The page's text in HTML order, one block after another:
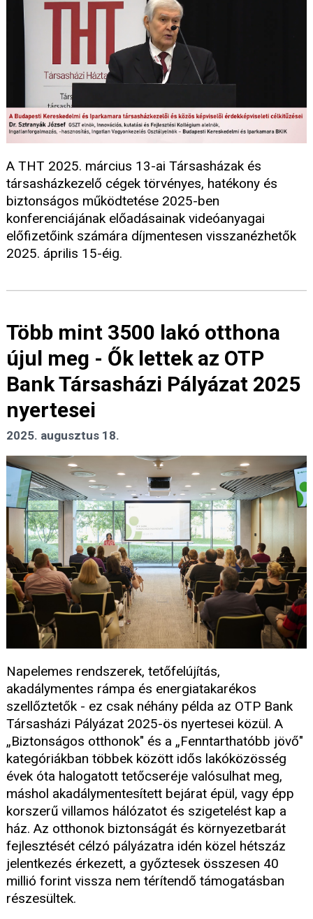
A THT 2025. március 13-ai Társasházak és
társasházkezelő cégek törvényes, hatékony és
biztonságos működtetése 2025-ben
konferenciájának előadásainak videóanyagai
előfizetőink számára díjmentesen visszanézhetők
2025. április 15-éig.
Több mint 3500 lakó otthona
újul meg - Ők lettek az OTP
Bank Társasházi Pályázat 2025
nyertesei
2025. augusztus 18.
Napelemes rendszerek, tetőfelújítás,
akadálymentes rámpa és energiatakarékos
szellőztetők - ez csak néhány példa az OTP Bank
Társasházi Pályázat 2025-ös nyertesei közül. A
„Biztonságos otthonok" és a „Fenntarthatóbb jövő"
kategóriákban többek között idős lakóközösség
évek óta halogatott tetőcseréje valósulhat meg,
máshol akadálymentesített bejárat épül, vagy épp
korszerű villamos hálózatot és szigetelést kap a
ház. Az otthonok biztonságát és környezetbarát
fejlesztését célzó pályázatra idén közel hétszáz
jelentkezés érkezett, a győztesek összesen 40
millió forint vissza nem térítendő támogatásban
részesültek.